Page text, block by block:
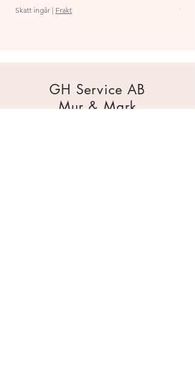
Skatt ingår | Frakt
Pris
GH Service AB
Mur & Mark